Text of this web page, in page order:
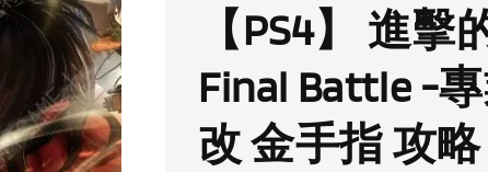
【PS4】 進擊
Final Battle -
改 金手指 攻